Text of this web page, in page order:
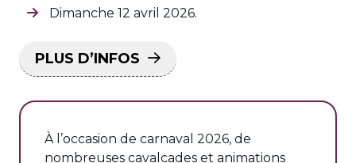
Dimanche 12 avril 2026.
PLUS D’INFOS
À l’occasion de carnaval 2026, de
nombreuses cavalcades et animations